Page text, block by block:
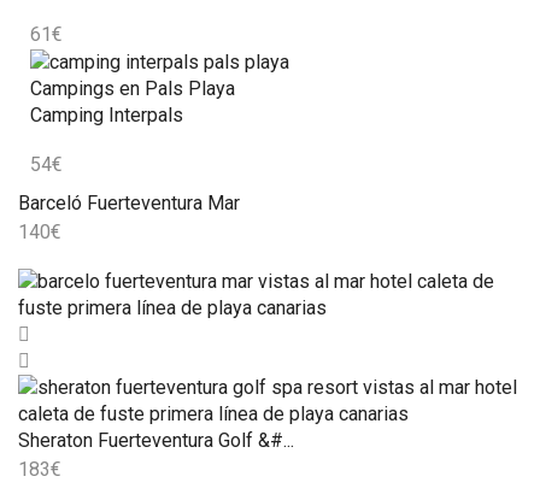
61 €
Campings en Pals Playa
Camping Interpals
54€
Barceló Fuerteventura Mar
140€
Sheraton Fuerteventura Golf &#...
183€